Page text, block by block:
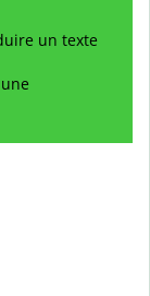
un texte